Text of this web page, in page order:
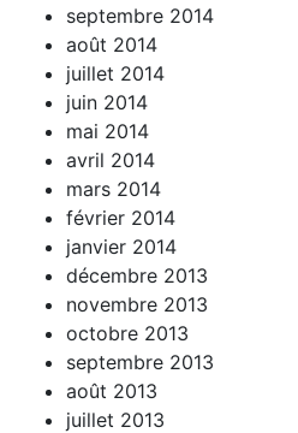
septembre 2014
août 2014
juillet 2014
juin 2014
mai 2014
avril 2014
mars 2014
février 2014
janvier 2014
décembre 2013
novembre 2013
octobre 2013
septembre 2013
août 2013
juillet 2013